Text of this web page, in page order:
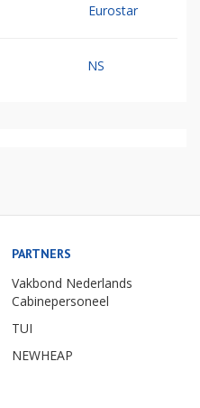
Eurostar
NS
PARTNERS
Vakbond Nederlands
Cabinepersoneel
TUI
NEWHEAP